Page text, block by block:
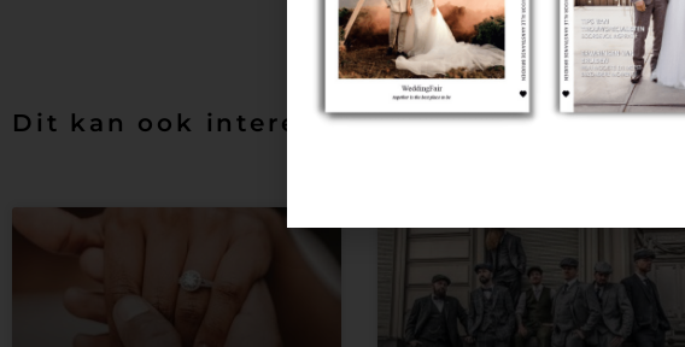
PREVIOUS
Persoonlijke verzorging voor de premium bruidegom
Dit kan ook interessant voor je zijn: